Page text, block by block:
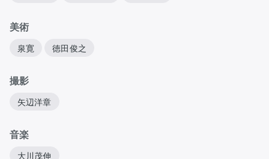
美術
泉寛 徳田俊之
撮影
矢辺洋章
音楽
大川茂伸